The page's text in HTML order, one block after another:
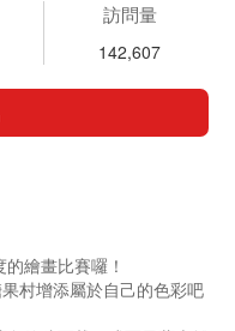
訪問量
142,607
繪畫比賽囉！
村增添屬於自己的色彩吧